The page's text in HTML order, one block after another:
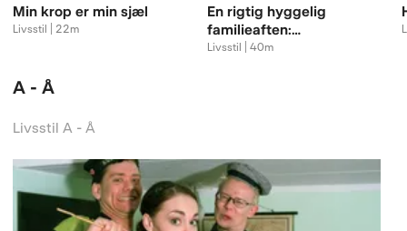
Min krop er min sjæl
Livsstil | 22m
En rigtig hyggelig
familieaften:
Afdansningsbal
Livsstil | 40m
A - Å
Livsstil A - Å